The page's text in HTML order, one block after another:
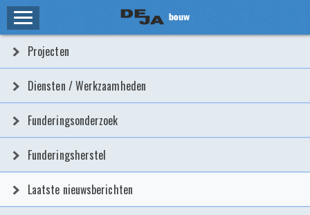
HOME
ZAKELIJK
PROJECTEN
DIENSTEN / WERKZAAMHEDEN
FUNDERINGSONDERZOEK
FUNDERINGSHERSTEL
Projecten
Diensten / Werkzaamheden
Funderingsonderzoek
Funderingsherstel
Laatste nieuwsberichten